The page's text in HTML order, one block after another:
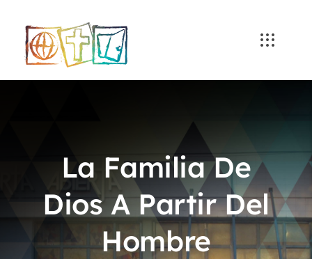
content
La Familia De
Dios A Partir Del
Hombre